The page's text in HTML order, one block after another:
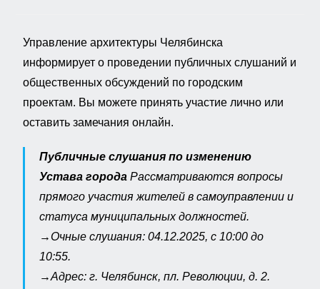
Управление архитектуры Челябинска
информирует о проведении публичных слушаний и
общественных обсуждений по городским
проектам. Вы можете принять участие лично или
оставить замечания онлайн.
Публичные слушания по изменению
Устава города Рассматриваются вопросы
прямого участия жителей в самоуправлении и
статуса муниципальных должностей.
→Очные слушания: 04.12.2025, с 10:00 до
10:55.
→Адрес: г. Челябинск, пл. Революции, д. 2.